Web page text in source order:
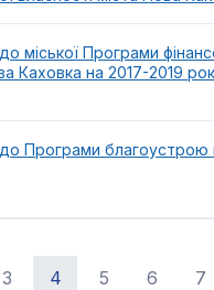
міської Програми
Каховка на 2017-2019
Програми благоустрою
3 4 5 6 7